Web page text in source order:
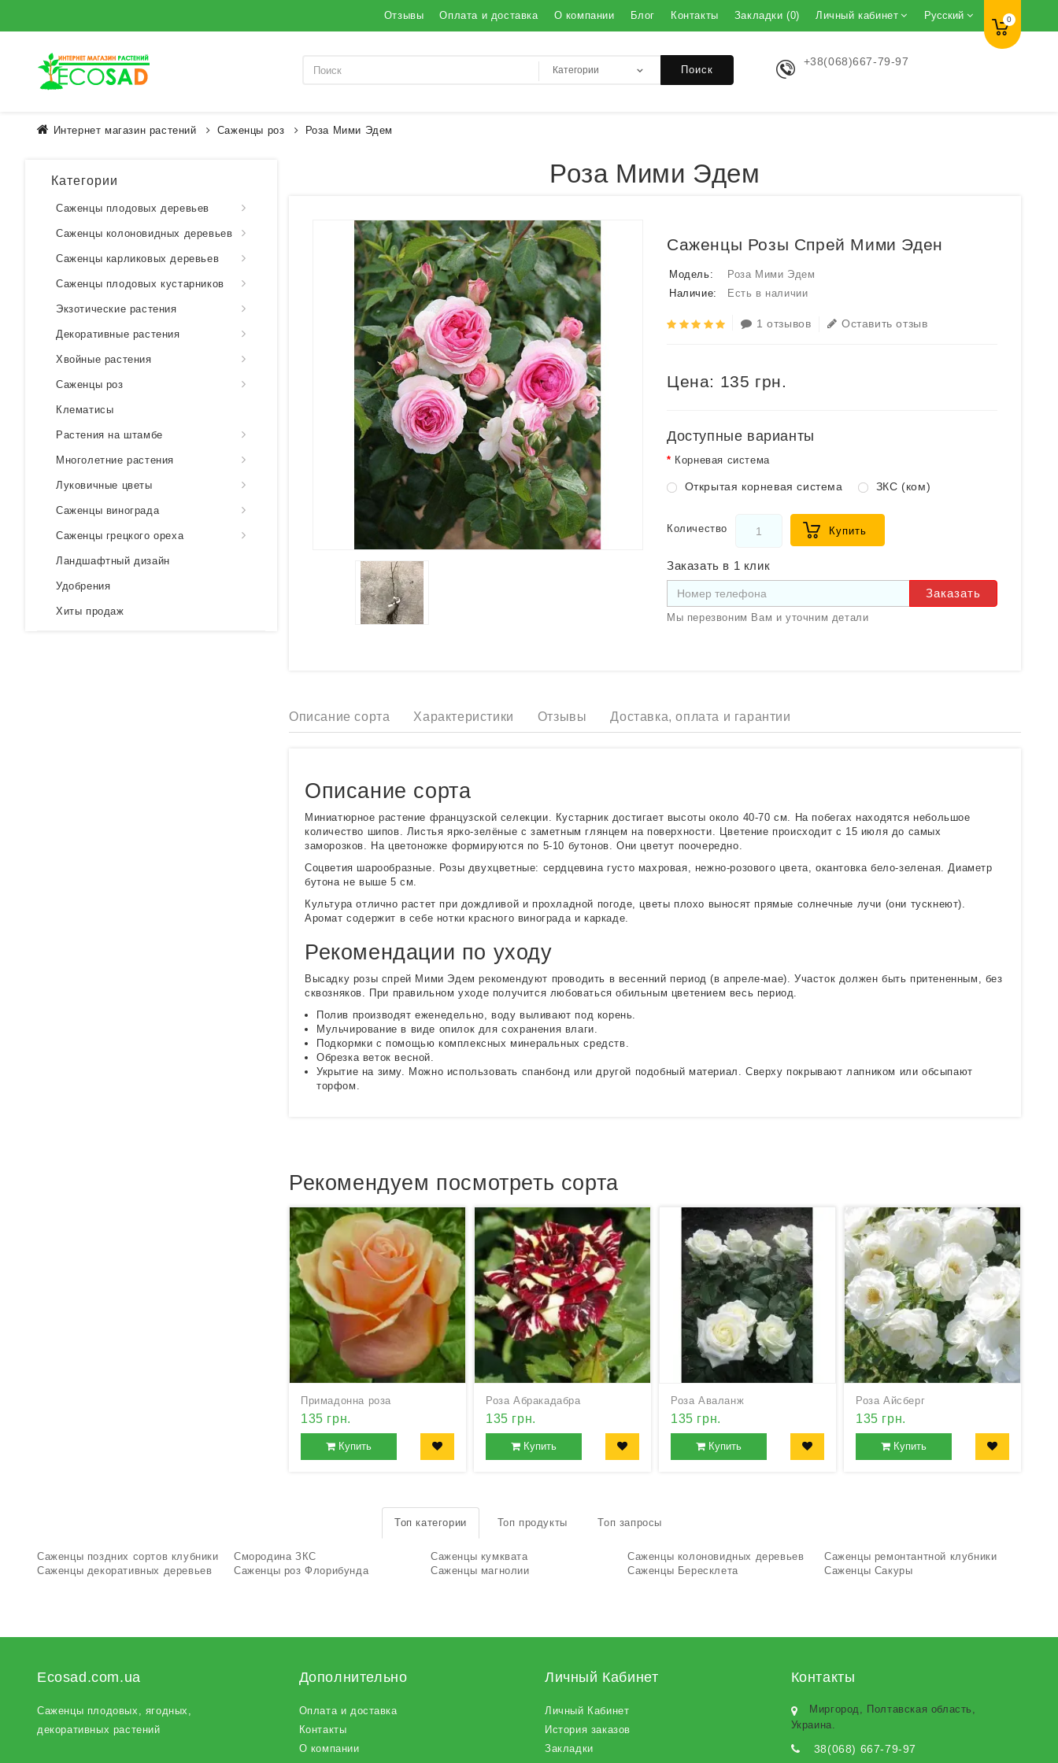
Отзывы Оплата и доставка О компании Блог Контакты Закладки (0) Личный кабинет Русский 0
+38(068)667-79-97
Поиск
Интернет магазин растений Саженцы роз Роза Мими Эдем
Категории
Саженцы плодовых деревьев
Саженцы колоновидных деревьев
Саженцы карликовых деревьев
Саженцы плодовых кустарников
Экзотические растения
Декоративные растения
Хвойные растения
Саженцы роз
Клематисы
Растения на штамбе
Многолетние растения
Луковичные цветы
Саженцы винограда
Саженцы грецкого ореха
Ландшафтный дизайн
Удобрения
Хиты продаж
Роза Мими Эдем
Саженцы Розы Спрей Мими Эден
Модель:
Роза Мими Эдем
Наличие:
Есть в наличии
1 отзывов Оставить отзыв
Цена: 135 грн.
Доступные варианты
Корневая система
Открытая корневая система ЗКС (ком)
Количество Купить
Заказать в 1 клик
Заказать
Мы перезвоним Вам и уточним детали
Описание сорта Характеристики Отзывы Доставка, оплата и гарантии
Описание сорта
Миниатюрное растение французской селекции. Кустарник достигает высоты около 40-70 см. На побегах находятся небольшое
количество шипов. Листья ярко-зелёные с заметным глянцем на поверхности. Цветение происходит с 15 июля до самых
заморозков. На цветоножке формируются по 5-10 бутонов. Они цветут поочередно.
Соцветия шарообразные. Розы двухцветные: сердцевина густо махровая, нежно-розового цвета, окантовка бело-зеленая. Диаметр
бутона не выше 5 см.
Культура отлично растет при дождливой и прохладной погоде, цветы плохо выносят прямые солнечные лучи (они тускнеют).
Аромат содержит в себе нотки красного винограда и каркаде.
Рекомендации по уходу
Высадку розы спрей Мими Эдем рекомендуют проводить в весенний период (в апреле-мае). Участок должен быть притененным, без
сквозняков. При правильном уходе получится любоваться обильным цветением весь период.
Полив производят еженедельно, воду выливают под корень.
Мульчирование в виде опилок для сохранения влаги.
Подкормки с помощью комплексных минеральных средств.
Обрезка веток весной.
Укрытие на зиму. Можно использовать спанбонд или другой подобный материал. Сверху покрывают лапником или обсыпают
торфом.
Рекомендуем посмотреть сорта
Примадонна роза
135 грн.
Купить
Роза Абракадабра
135 грн.
Купить
Роза Аваланж
135 грн.
Купить
Роза Айсберг
135 грн.
Купить
Топ категории Топ продукты Топ запросы
Саженцы поздних сортов клубники Смородина ЗКС Саженцы кумквата Саженцы колоновидных деревьев
Саженцы ремонтантной клубники
Саженцы декоративных деревьев
Саженцы роз Флорибунда Саженцы магнолии Саженцы Бересклета Саженцы Сакуры
Ecosad.com.ua
Саженцы плодовых , ягодных,
декоративных растений
Дополнительно
Оплата и доставка
Контакты
О компании
Личный Кабинет
Личный Кабинет
История заказов
Закладки
Контакты
Миргород, Полтавская область,
Украина.
38(068) 667-79-97